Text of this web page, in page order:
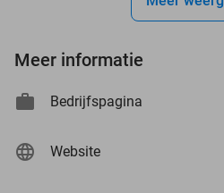
Meer informatie
Bedrijfspagina
Website